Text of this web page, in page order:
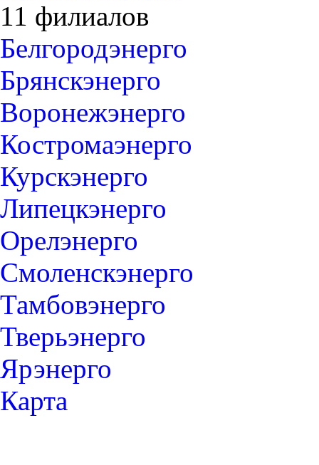
11 филиалов
Белгородэнерго
Брянскэнерго
Воронежэнерго
Костромаэнерго
Курскэнерго
Липецкэнерго
Орелэнерго
Смоленскэнерго
Тамбовэнерго
Тверьэнерго
Ярэнерго
Карта